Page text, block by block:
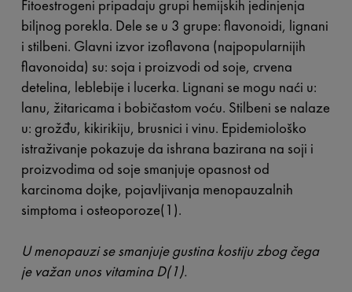
Fitoestrogeni pripadaju grupi hemijskih jedinjenja
biljnog porekla. Dele se u 3 grupe: flavonoidi, lignani
i stilbeni. Glavni izvor izoflavona (najpopularnijih
flavonoida) su: soja i proizvodi od soje, crvena
detelina, leblebije i lucerka. Lignani se mogu naći u:
lanu, žitaricama i bobičastom voću. Stilbeni se nalaze
u: grožđu, kikirikiju, brusnici i vinu. Epidemiološko
istraživanje pokazuje da ishrana bazirana na soji i
proizvodima od soje smanjuje opasnost od
karcinoma dojke, pojavljivanja menopauzalnih
simptoma i osteoporoze(1).
U menopauzi se smanjuje gustina kostiju zbog čega
je važan unos vitamina D(1).